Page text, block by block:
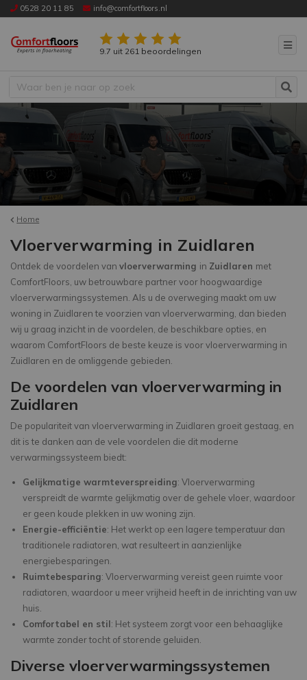
0528 20 11 85 info@comfortfloors.nl
9.7 uit 261 beoordelingen
Home
Vloerverwarming in Zuidlaren
Ontdek de voordelen van vloerverwarming in Zuidlaren met
ComfortFloors, uw betrouwbare partner voor hoogwaardige
vloerverwarmingssystemen. Als u de overweging maakt om uw
woning in Zuidlaren te voorzien van vloerverwarming, dan bieden
wij u graag inzicht in de voordelen, de beschikbare opties, en
waarom ComfortFloors de beste keuze is voor vloerverwarming in
Zuidlaren en de omliggende gebieden.
De voordelen van vloerverwarming in
Zuidlaren
De populariteit van vloerverwarming in Zuidlaren groeit gestaag, en
dit is te danken aan de vele voordelen die dit moderne
verwarmingssysteem biedt:
Gelijkmatige warmteverspreiding: Vloerverwarming
verspreidt de warmte gelijkmatig over de gehele vloer, waardoor
er geen koude plekken in uw woning zijn.
Energie-efficiëntie: Het werkt op een lagere temperatuur dan
traditionele radiatoren, wat resulteert in aanzienlijke
energiebesparingen.
Ruimtebesparing: Vloerverwarming vereist geen ruimte voor
radiatoren, waardoor u meer vrijheid heeft in de inrichting van uw
huis.
Comfortabel en stil: Het systeem zorgt voor een behaaglijke
warmte zonder tocht of storende geluiden.
Diverse vloerverwarmingssystemen